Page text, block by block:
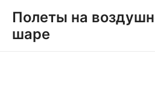
содержимому
Полеты на
шаре
по
записям